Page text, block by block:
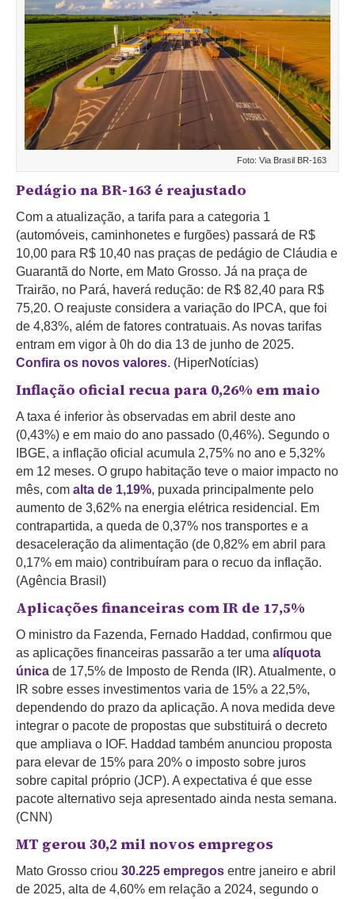
Foto: Via Brasil BR-163
Pedágio na BR-163 é reajustado
Com a atualização, a tarifa para a categoria 1
(automóveis, caminhonetes e furgões) passará de R$
10,00 para R$ 10,40 nas praças de pedágio de Cláudia e
Guarantã do Norte, em Mato Grosso. Já na praça de
Trairão, no Pará, haverá redução: de R$ 82,40 para R$
75,20. O reajuste considera a variação do IPCA, que foi
de 4,83%, além de fatores contratuais. As novas tarifas
entram em vigor à 0h do dia 13 de junho de 2025.
Confira os novos valores. (HiperNotícias)
Inflação oficial recua para 0,26% em maio
A taxa é inferior às observadas em abril deste ano
(0,43%) e em maio do ano passado (0,46%). Segundo o
IBGE, a inflação oficial acumula 2,75% no ano e 5,32%
em 12 meses. O grupo habitação teve o maior impacto no
mês, com alta de 1,19%, puxada principalmente pelo
aumento de 3,62% na energia elétrica residencial. Em
contrapartida, a queda de 0,37% nos transportes e a
desaceleração da alimentação (de 0,82% em abril para
0,17% em maio) contribuíram para o recuo da inflação.
(Agência Brasil)
Aplicações financeiras com IR de 17,5%
O ministro da Fazenda, Fernado Haddad, confirmou que
as aplicações financeiras passarão a ter uma alíquota
única de 17,5% de Imposto de Renda (IR). Atualmente, o
IR sobre esses investimentos varia de 15% a 22,5%,
dependendo do prazo da aplicação. A nova medida deve
integrar o pacote de propostas que substituirá o decreto
que ampliava o IOF. Haddad também anunciou proposta
para elevar de 15% para 20% o imposto sobre juros
sobre capital próprio (JCP). A expectativa é que esse
pacote alternativo seja apresentado ainda nesta semana.
(CNN)
MT gerou 30,2 mil novos empregos
Mato Grosso criou 30.225 empregos entre janeiro e abril
de 2025, alta de 4,60% em relação a 2024, segundo o